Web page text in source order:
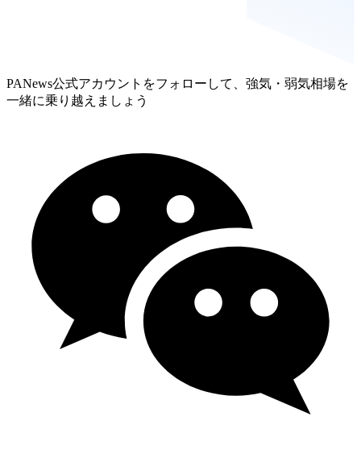
PANews公式アカウントをフォローして、強気・弱気相場を
一緒に乗り越えましょう